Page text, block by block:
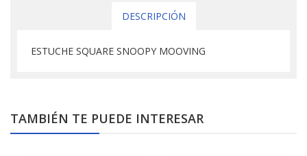
DESCRIPCIÓN
ESTUCHE SQUARE SNOOPY MOOVING
TAMBIÉN TE PUEDE INTERESAR